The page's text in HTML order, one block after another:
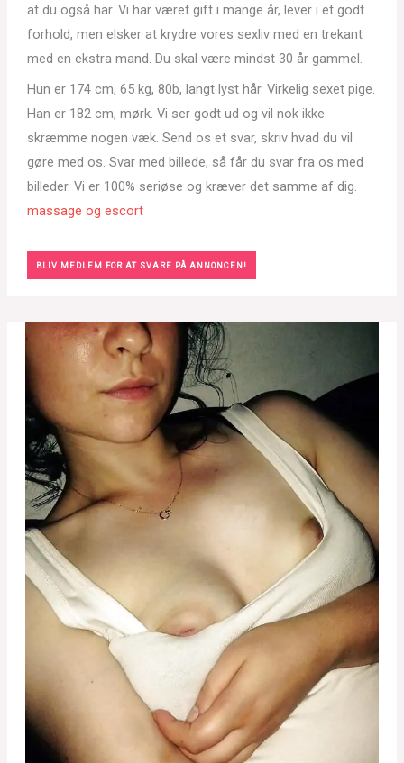
at du også har. Vi har været gift i mange år, lever i et godt
forhold, men elsker at krydre vores sexliv med en trekant
med en ekstra mand. Du skal være mindst 30 år gammel.
Hun er 174 cm, 65 kg, 80b, langt lyst hår. Virkelig sexet pige.
Han er 182 cm, mørk. Vi ser godt ud og vil nok ikke
skræmme nogen væk. Send os et svar, skriv hvad du vil
gøre med os. Svar med billede, så får du svar fra os med
billeder. Vi er 100% seriøse og kræver det samme af dig.
massage og escort
BLIV MEDLEM FOR AT SVARE PÅ ANNONCEN!